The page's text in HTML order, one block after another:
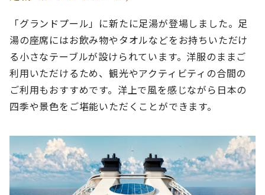
「グランドプール」に新たに足湯が登場しました。足
湯の座席にはお飲み物やタオルなどをお持ちいただけ
る小さなテーブルが設けられています。洋服のままご
利用いただけるため、観光やアクティビティの合間の
ご利用もおすすめです。洋上で風を感じながら日本の
四季や景色をご堪能いただくことができます。